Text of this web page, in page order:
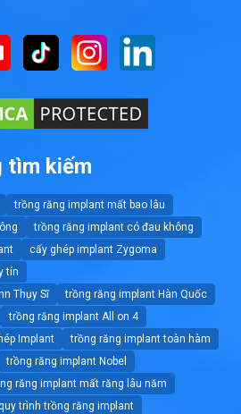
tìm kiếm
trồng răng implant mất bao lâu
trồng răng implant có đau không
cấy ghép implant Zygoma
tín
Thụy Sĩ
trồng răng implant Hàn Quốc
trồng răng implant All on 4
Implant
trồng răng implant toàn hàm
trồng răng implant Nobel
răng implant mất răng lâu năm
quy trình trồng răng implant